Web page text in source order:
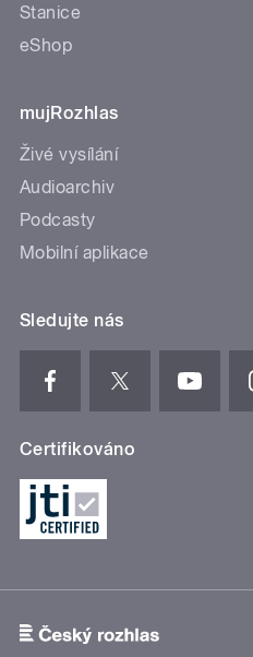
Stanice
eShop
mujRozhlas
Živé vysílání
Audioarchiv
Podcasty
Mobilní aplikace
Sledujte nás
Certifikováno